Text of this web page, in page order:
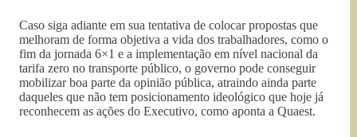
Caso siga adiante em sua tentativa de colocar propostas que
melhoram de forma objetiva a vida dos trabalhadores, como o
fim da jornada 6×1 e a implementação em nível nacional da
tarifa zero no transporte público, o governo pode conseguir
mobilizar boa parte da opinião pública, atraindo ainda parte
daqueles que não tem posicionamento ideológico que hoje já
reconhecem as ações do Executivo, como aponta a Quaest.